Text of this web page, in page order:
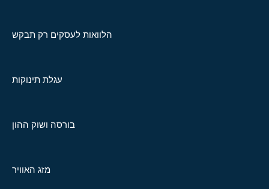
הלוואות לעסקים רק תבקש
עגלת תינוקות
בורסה ושוק ההון
מזג האוויר